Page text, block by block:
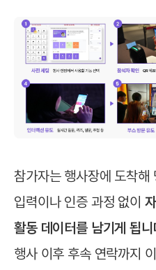
참가자는 행사장에 도착해
입력이나 인증 과정 없이
활동 데이터를 남기게 됩
행사 이후 후속 연락까지